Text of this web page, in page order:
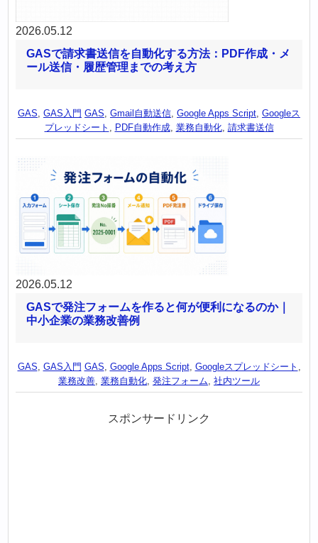
2026.05.12
GASで請求書送信を自動化する方法：PDF作成・メ
ール送信・履歴管理までの考え方
GAS GAS入門 GAS Gmail自動送信 Google Apps Script Googleス
プレッドシート
PDF自動作成, 業務自動化, 請求書送信
2026.05.12
GASで発注フォームを作ると何が便利になるのか｜
中小企業の業務改善例
GAS, GAS入門 GAS, Google Apps Script, Googleスプレッドシート ,
業務改善, 業務自動化, 発注フォーム, 社内ツール
スポンサードリンク